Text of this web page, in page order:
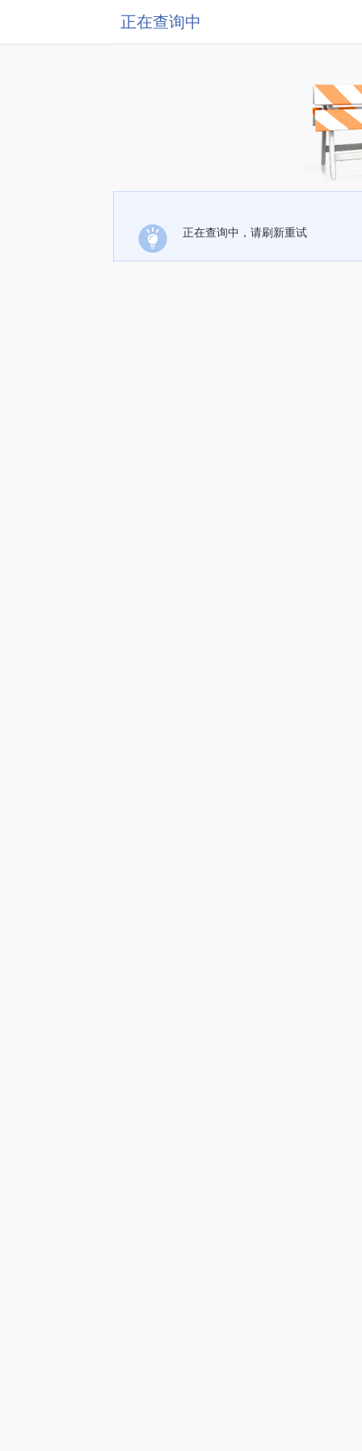
正在查询中
正在查询中，请刷新重试